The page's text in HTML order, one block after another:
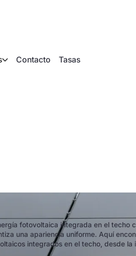
Contacto Tasas
fotovoltaica integrada en el techo
una apariencia uniforme. Aquí
integrados en el techo, desde la